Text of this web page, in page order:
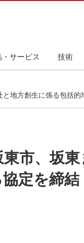
サービス 技術
地方創生に係る包括
市、坂
定を締結